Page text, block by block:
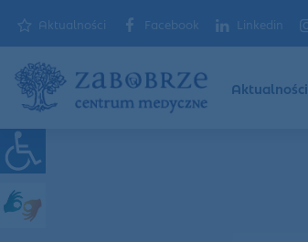
Aktualności Facebook Linkedin
Aktualności